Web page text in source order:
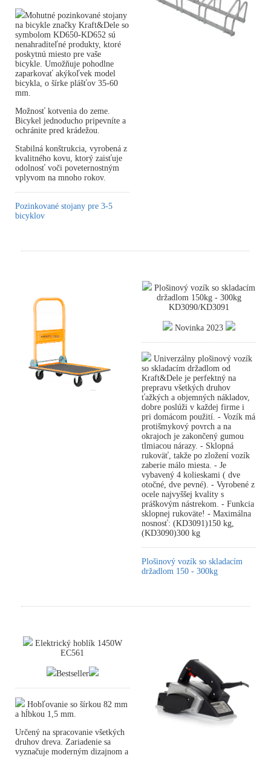
Mohutné pozinkované stojany
na bicykle značky Kraft&Dele so
symbolom KD650-KD652 sú
nenahraditeľné produkty, ktoré
poskytnú miesto pre vaše
bicykle. Umožňuje pohodlne
zaparkovať akýkoľvek model
bicykla, o šírke plášťov 35-60
mm.
Možnosť kotvenia do zeme.
Bicykel jednoducho pripevníte a
ochránite pred krádežou.
Stabilná konštrukcia, vyrobená z
kvalitného kovu, ktorý zaisťuje
odolnosť voči poveternostným
vplyvom na mnoho rokov.
Pozinkované stojany pre 3-5
bicyklov
Plošinový vozík so skladacím
držadlom 150kg - 300kg
KD3090/KD3091
Novinka 2023
Univerzálny plošinový vozík
so skladacím držadlom od
Kraft&Dele je perfektný na
prepravu všetkých druhov
ťažkých a objemných nákladov,
dobre poslúži v každej firme i
pri domácom použití. - Vozík má
protišmykový povrch a na
okrajoch je zakončený gumou
tlmiacou nárazy. - Sklopná
rukoväť, takže po zložení vozík
zaberie málo miesta. - Je
vybavený 4 kolieskami ( dve
otočné, dve pevné). - Vyrobené z
ocele najvyššej kvality s
práškovým nástrekom. - Funkcia
sklopnej rukoväte! - Maximálna
nosnosť: (KD3091)150 kg,
(KD3090)300 kg
Plošinový vozík so skladacím
držadlom 150 - 300kg
Elektrický hoblík 1450W
EC561
Bestseller
Hobľovanie so šírkou 82 mm
a hĺbkou 1,5 mm.
Určený na spracovanie všetkých
druhov dreva. Zariadenie sa
vyznačuje moderným dizajnom a